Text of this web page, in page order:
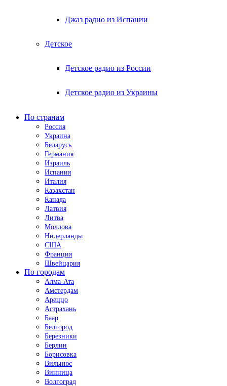
Джаз радио из Испании
Детское
Детское радио из России
Детское радио из Украины
По странам
Россия
Украина
Беларусь
Германия
Израиль
Испания
Италия
Казахстан
Канада
Латвия
Литва
Молдова
Нидерланды
США
Франция
Швейцария
По городам
Алма-Ата
Амстердам
Ареццо
Астрахань
Баар
Белгород
Березники
Берлин
Борисовка
Вильнюс
Винница
Волгоград